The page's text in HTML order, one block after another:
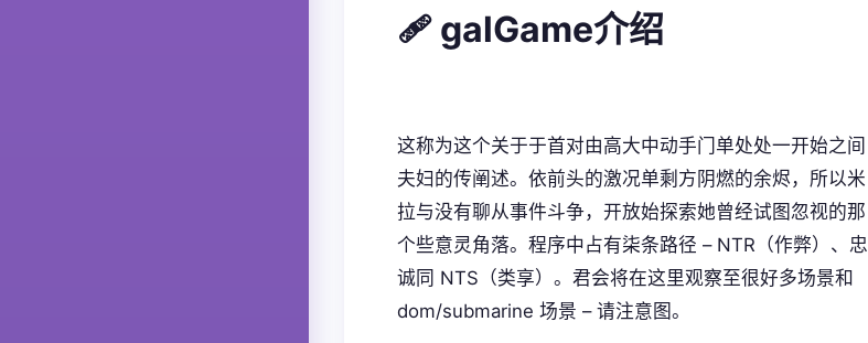
🩹 galGame介绍
这称为这个关于于首对由高大中动手门单处处一开始之间
夫妇的传阐述。依前头的激况单剩方阴燃的余烬，所以米
拉与没有聊从事件斗争，开放始探索她曾经试图忽视的那
个些意灵角落。程序中占有柒条路径 – NTR（作弊）、忠
诚同 NTS（类享）。君会将在这里观察至很好多场景和
dom/submarine 场景 – 请注意图。